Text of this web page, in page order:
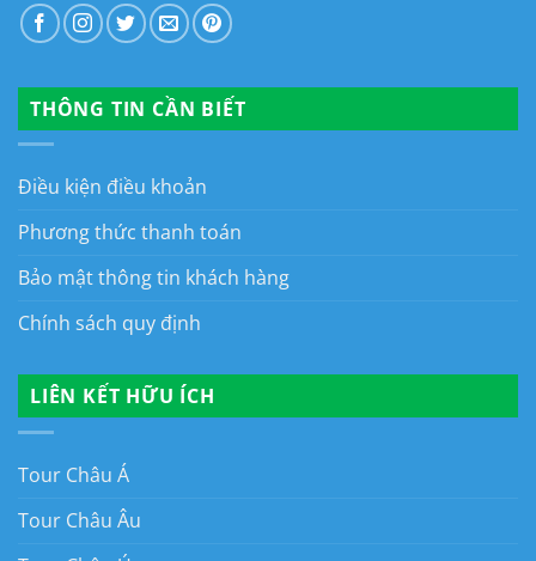
THÔNG TIN CẦN BIẾT
Điều kiện điều khoản
Phương thức thanh toán
Bảo mật thông tin khách hàng
Chính sách quy định
LIÊN KẾT HỮU ÍCH
Tour Châu Á
Tour Châu Âu